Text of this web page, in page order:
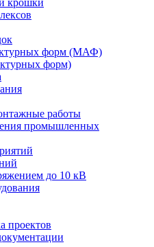
крошки
форм (МАФ)
форм)
работы
промышленных
до 10 кВ
проектов